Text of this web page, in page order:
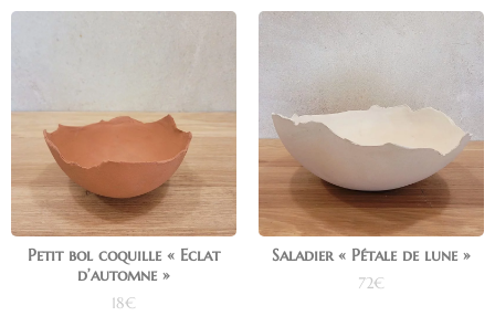
Petit bol coquille « Eclat
d’automne »
18€
Saladier « Pétale de lune »
72€